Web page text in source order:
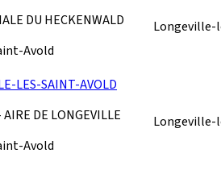
DU HECKENWALD
Avold
Longeville-
LES-SAINT-AVOLD
DE LONGEVILLE
Avold
Longeville-